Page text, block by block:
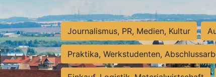
Journalismus, PR, Medien, Kultur
Praktika, Werkstudenten,